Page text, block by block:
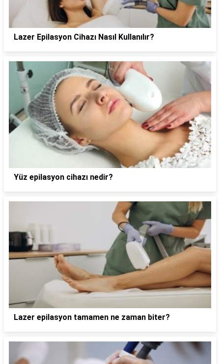
Lazer Epilasyon Cihazı Nasıl Kullanılır?
Yüz epilasyon cihazı nedir?
Lazer epilasyon tamamen ne zaman biter?